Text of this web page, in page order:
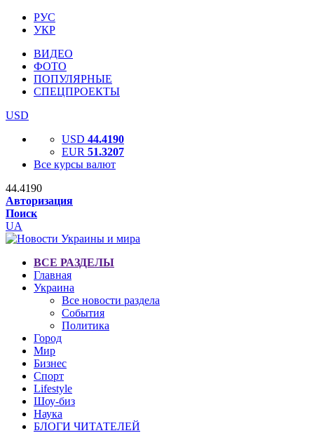
РУС
УКР
ВИДЕО
ФОТО
ПОПУЛЯРНЫЕ
СПЕЦПРОЕКТЫ
USD
USD 44.4190
EUR 51.3207
Все курсы валют
44.4190
Авторизация
Поиск
UA
ВСЕ РАЗДЕЛЫ
Главная
Украина
Все новости раздела
События
Политика
Город
Мир
Бизнес
Спорт
Lifestyle
Шоу-биз
Наука
БЛОГИ ЧИТАТЕЛЕЙ